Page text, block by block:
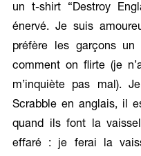
un t-shirt “Destroy
énervé. Je suis
préfère les garçons
comment on flirte (je
m’inquiète pas mal).
Scrabble en anglais, il
quand ils font la
effaré : je ferai la